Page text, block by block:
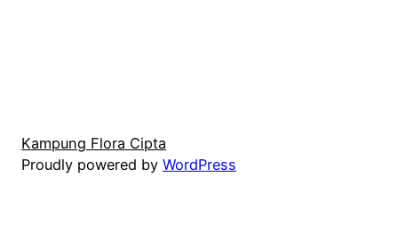
Kampung Flora Cipta
Proudly powered by WordPress